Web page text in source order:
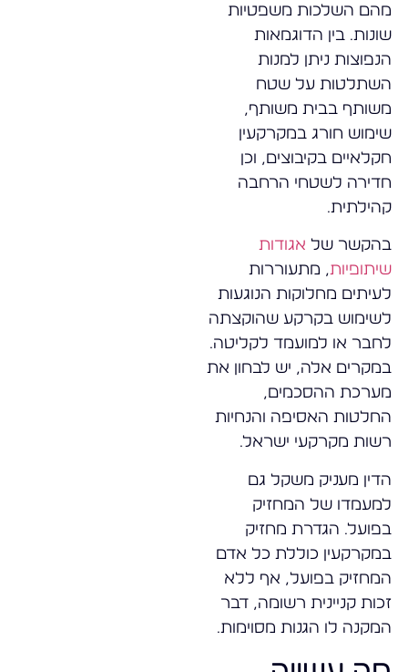
מהם השלכות משפטיות
שונות. בין הדוגמאות
הנפוצות ניתן למנות
השתלטות על שטח
משותף בבית משותף,
שימוש חורג במקרקעין
חקלאיים בקיבוצים, וכן
חדירה לשטחי הרחבה
קהילתית.
בהקשר של אגודות
שיתופיות, מתעוררות
לעיתים מחלוקות הנוגעות
לשימוש בקרקע שהוקצתה
לחבר או למועמד לקליטה.
במקרים אלה, יש לבחון את
מערכת ההסכמים,
החלטות האסיפה והנחיות
רשות מקרקעי ישראל.
הדין מעניק משקל גם
למעמדו של המחזיק
בפועל. הגדרת מחזיק
במקרקעין כוללת כל אדם
המחזיק בפועל, אף ללא
זכות קניינית רשומה, דבר
המקנה לו הגנות מסוימות.